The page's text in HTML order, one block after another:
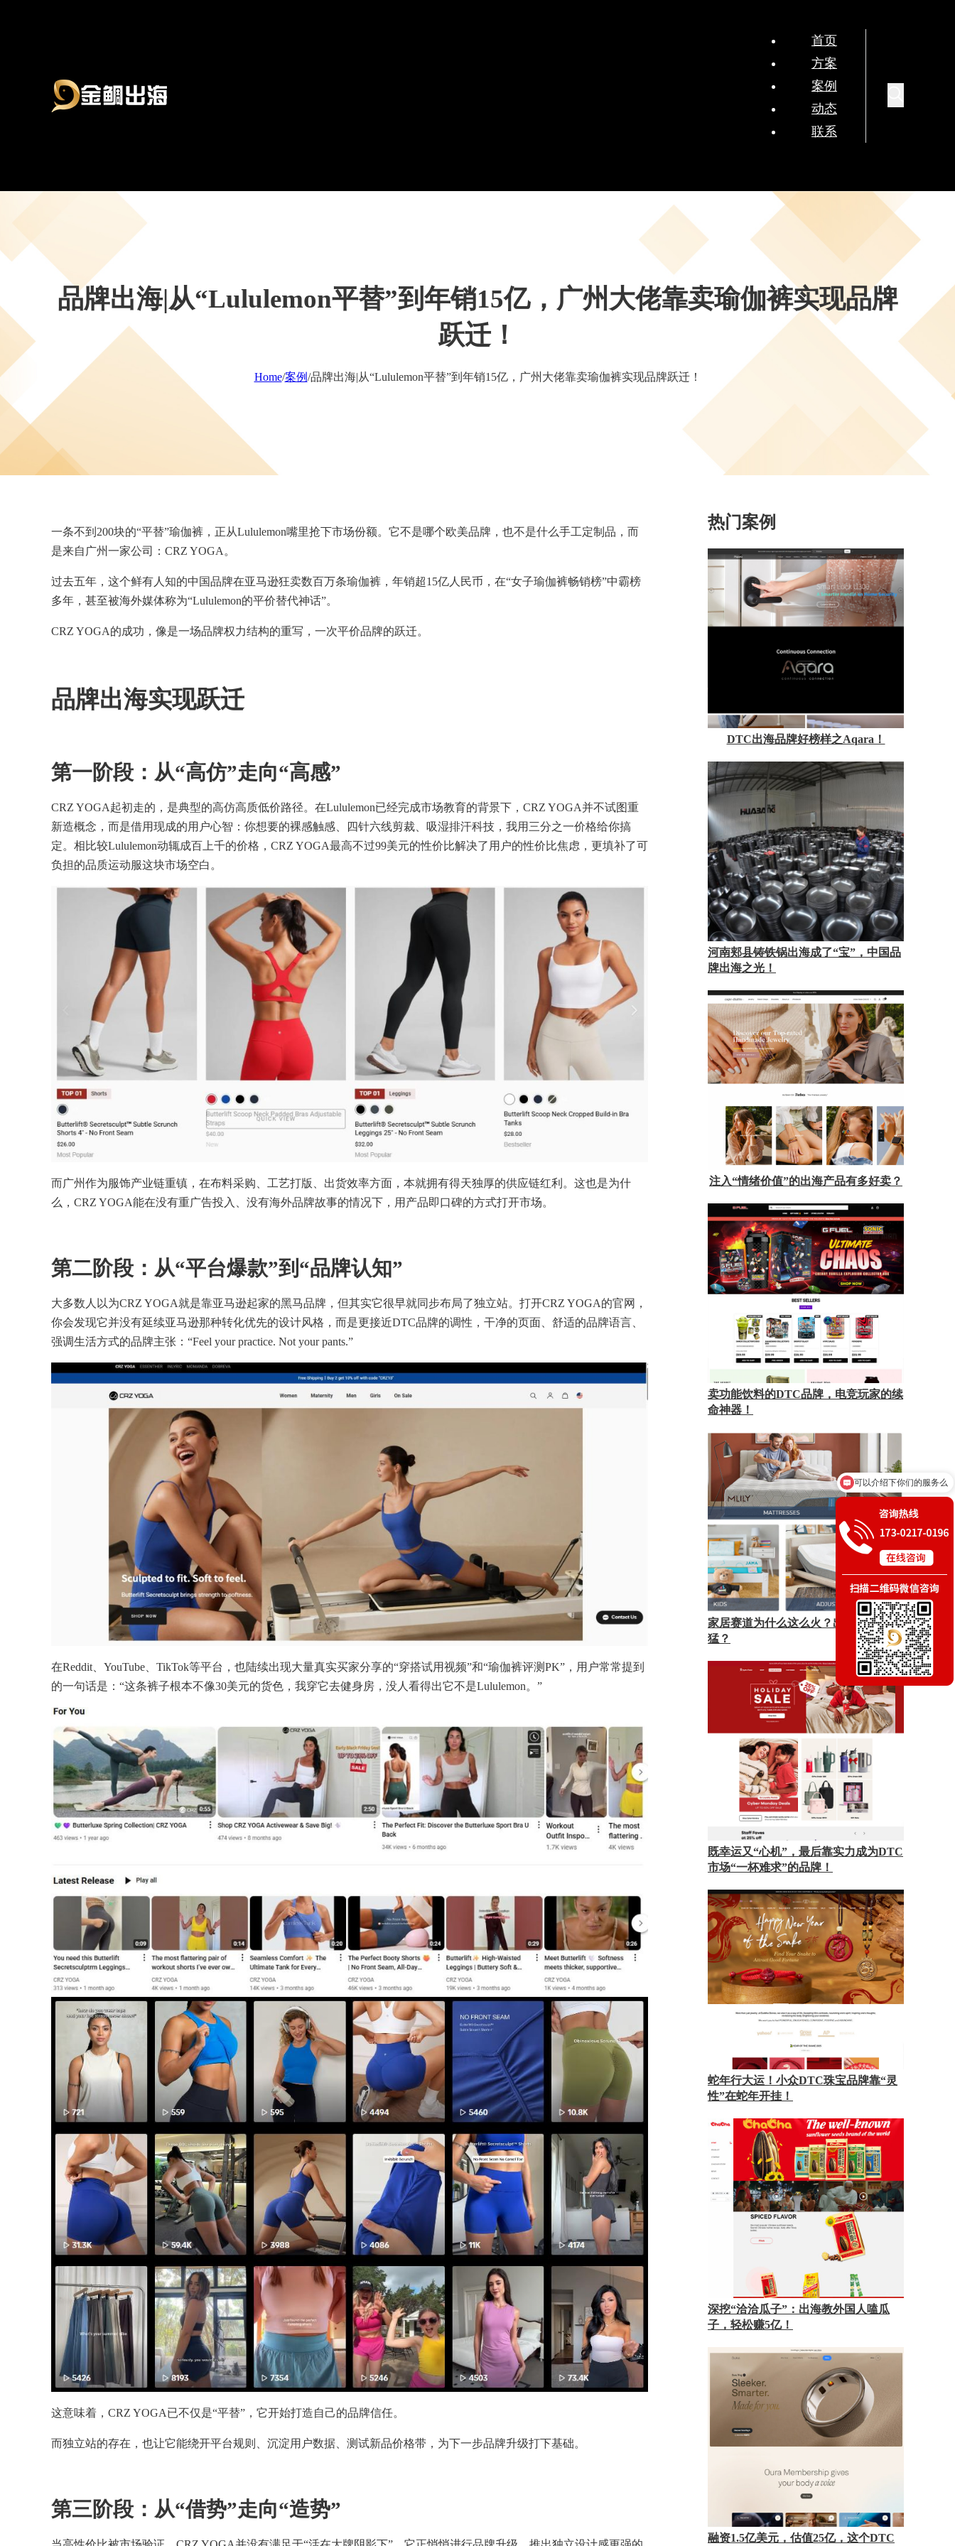
首页
方案
案例
动态
联系
品牌出海|从“Lululemon平替”到年销15亿，广州大佬靠卖瑜伽裤实现品牌
跃迁！
Home/案例/品牌出海|从“Lululemon平替”到年销15亿，广州大佬靠卖瑜伽裤实现品牌跃迁！
一条不到200块的“平替”瑜伽裤，正从Lululemon嘴里抢下市场份额。它不是哪个欧美品牌，也不是什么手工定制品，而
是来自广州一家公司：CRZ YOGA。
过去五年，这个鲜有人知的中国品牌在亚马逊狂卖数百万条瑜伽裤，年销超15亿人民币，在“女子瑜伽裤畅销榜”中霸榜
多年，甚至被海外媒体称为“Lululemon的平价替代神话”。
CRZ YOGA的成功，像是一场品牌权力结构的重写，一次平价品牌的跃迁。
品牌出海实现跃迁
第一阶段：从“高仿”走向“高感”
CRZ YOGA起初走的，是典型的高仿高质低价路径。在Lululemon已经完成市场教育的背景下，CRZ YOGA并不试图重
新造概念，而是借用现成的用户心智：你想要的裸感触感、四针六线剪裁、吸湿排汗科技，我用三分之一价格给你搞
定。相比较Lululemon动辄成百上千的价格，CRZ YOGA最高不过99美元的性价比解决了用户的性价比焦虑，更填补了可
负担的品质运动服这块市场空白。
而广州作为服饰产业链重镇，在布料采购、工艺打版、出货效率方面，本就拥有得天独厚的供应链红利。这也是为什
么，CRZ YOGA能在没有重广告投入、没有海外品牌故事的情况下，用产品即口碑的方式打开市场。
第二阶段：从“平台爆款”到“品牌认知”
大多数人以为CRZ YOGA就是靠亚马逊起家的黑马品牌，但其实它很早就同步布局了独立站。打开CRZ YOGA的官网，
你会发现它并没有延续亚马逊那种转化优先的设计风格，而是更接近DTC品牌的调性，干净的页面、舒适的品牌语言、
强调生活方式的品牌主张：“Feel your practice. Not your pants.”
在Reddit、YouTube、TikTok等平台，也陆续出现大量真实买家分享的“穿搭试用视频”和“瑜伽裤评测PK”，用户常常提到
的一句话是：“这条裤子根本不像30美元的货色，我穿它去健身房，没人看得出它不是Lululemon。”
这意味着，CRZ YOGA已不仅是“平替”，它开始打造自己的品牌信任。
而独立站的存在，也让它能绕开平台规则、沉淀用户数据、测试新品价格带，为下一步品牌升级打下基础。
第三阶段：从“借势”走向“造势”
热门案例
DTC出海品牌好榜样之Aqara！
河南郏县铸铁锅出海成了“宝”，中国品
牌出海之光！
注入“情绪价值”的出海产品有多好卖？
卖功能饮料的DTC品牌，电竞玩家的续
命神器！
家居赛道为什么这么火？出海势头有多
猛？
既幸运又“心机”，最后靠实力成为DTC
市场“一杯难求”的品牌！
蛇年行大运！小众DTC珠宝品牌靠“灵
性”在蛇年开挂！
深挖“洽洽瓜子”：出海教外国人嗑瓜
子，轻松赚5亿！
融资1.5亿美元，估值25亿，这个DTC
可以介绍下你们的服务么
你们是怎么收费的呢